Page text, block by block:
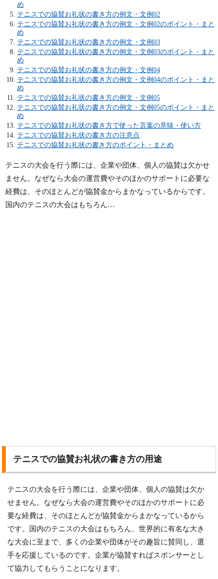
め
テニスでの協賛お礼状の書き方の例文・文例02
テニスでの協賛お礼状の書き方の例文・文例02のポイント・まと
め
テニスでの協賛お礼状の書き方の例文・文例03
テニスでの協賛お礼状の書き方の例文・文例03のポイント・まと
め
テニスでの協賛お礼状の書き方の例文・文例04
テニスでの協賛お礼状の書き方の例文・文例04のポイント・まと
め
テニスでの協賛お礼状の書き方の例文・文例05
テニスでの協賛お礼状の書き方の例文・文例05のポイント・まと
め
テニスでの協賛お礼状の書き方で使った言葉の意味・使い方
テニスでの協賛お礼状の書き方の注意点
テニスでの協賛お礼状の書き方のポイント・まとめ
テニスの大会を行う際には、企業や団体、個人の協賛は欠かせ
ません。なぜなら大会の運営費やそのほかのサポートに必要な
経費は、そのほとんどが協賛金からまかなっているからです。
国内のテニスの大会はもちろん…
テニスでの協賛お礼状の書き方の用途
テニスの大会を行う際には、企業や団体、個人の協賛は欠か
せません。なぜなら大会の運営費やそのほかのサポートに必
要な経費は、そのほとんどが協賛金からまかなっているから
です。国内のテニスの大会はもちろん、世界的に有名な大き
な大会に至まで、多くの企業や団体がその趣旨に賛同し、選
手を応援しているのです。企業が協賛すればスポンサーとし
て協力してもらうことになります。